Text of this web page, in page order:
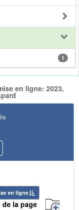
1
en ligne: 2023,
en ligne
la page